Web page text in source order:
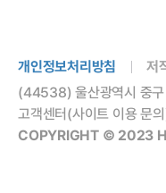
개인정보처리방침
저
(44538) 울산광역시 중
고객센터(사이트 이용
COPYRIGHT © 2023